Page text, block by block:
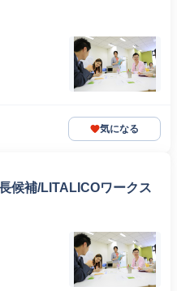
気になる
候補/LITALICOワークス